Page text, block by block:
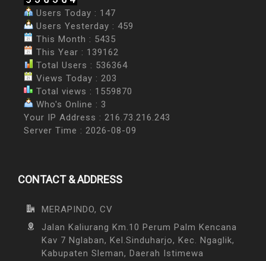
Users Today : 147
Users Yesterday : 459
This Month : 5435
This Year : 139162
Total Users : 536364
Views Today : 203
Total views : 1559870
Who's Online : 3
Your IP Address : 216.73.216.243
Server Time : 2026-08-09
CONTACT & ADDRESS
MERAPINDO, CV
Jalan Kaliurang Km.10 Perum Palm Kencana
Kav 7 Nglaban, Kel.Sinduharjo, Kec. Ngaglik,
Kabupaten Sleman, Daerah Istimewa